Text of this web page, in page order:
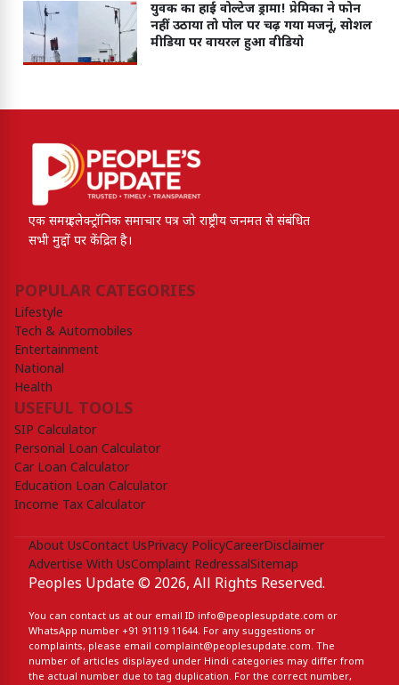
युवक का हाई वोल्टेज ड्रामा! प्रेमिका ने फोन
नहीं उठाया तो पोल पर चढ़ गया मजनूं, सोशल
मीडिया पर वायरल हुआ वीडियो
एक समग्र इलेक्ट्रॉनिक समाचार पत्र जो राष्ट्रीय जनमत से संबंधित
सभी मुद्दों पर केंद्रित है।
POPULAR CATEGORIES
Lifestyle
Tech & Automobiles
Entertainment
National
Health
USEFUL TOOLS
SIP Calculator
Personal Loan Calculator
Car Loan Calculator
Education Loan Calculator
Income Tax Calculator
About UsContact UsPrivacy PolicyCareerDisclaimer
Advertise With UsComplaint RedressalSitemap
Peoples Update © 2026, All Rights Reserved.
You can contact us at our email ID info@peoplesupdate.com or
WhatsApp number +91 91119 11644. For any suggestions or
complaints, please email complaint@peoplesupdate.com. The
number of articles displayed under Hindi categories may differ from
the actual number due to tag duplication. For the correct number,